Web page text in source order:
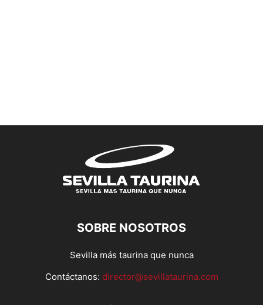
SOBRE NOSOTROS
Sevilla más taurina que nunca
Contáctanos: director@sevillataurina.com